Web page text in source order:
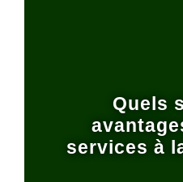
Quels
services à